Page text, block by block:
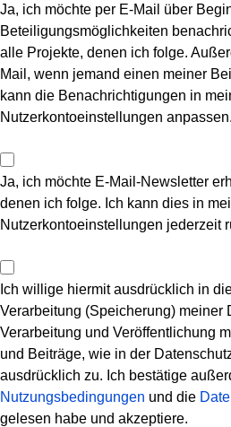
Ja, ich möchte per E-Mail über
Beteiligungsmöglichkeiten
alle Projekte, denen ich folge.
Mail, wenn jemand einen meiner
kann die Benachrichtigungen in
Nutzerkontoeinstellungen anpassen.
Ja, ich möchte E-Mail-Newsletter
denen ich folge. Ich kann dies in
Nutzerkontoeinstellungen jederzeit
Ich willige hiermit ausdrücklich in
Verarbeitung (Speicherung) meiner
Verarbeitung und Veröffentlichung
und Beiträge, wie in der
ausdrücklich zu. Ich bestätige
Nutzungsbedingungen und die
gelesen habe und akzeptiere.